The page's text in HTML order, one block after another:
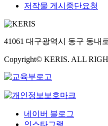
저작물 게시중단요청
41061 대구광역시 동구 동내
Copyright© KERIS. ALL
네이버 블로그
인스타그램